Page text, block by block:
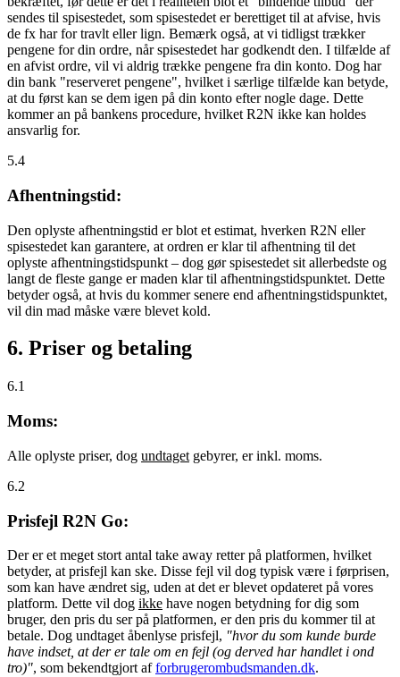
sendes til spisestedet, som spisestedet er berettiget til at afvise, hvis
de fx har for travlt eller lign. Bemærk også, at vi tidligst trækker
pengene for din ordre, når spisestedet har godkendt den. I tilfælde af
en afvist ordre, vil vi aldrig trække pengene fra din konto. Dog har
din bank "reserveret pengene", hvilket i særlige tilfælde kan betyde,
at du først kan se dem igen på din konto efter nogle dage. Dette
kommer an på bankens procedure, hvilket R2N ikke kan holdes
ansvarlig for.
5.4
Afhentningstid:
Den oplyste afhentningstid er blot et estimat, hverken R2N eller
spisestedet kan garantere, at ordren er klar til afhentning til det
oplyste afhentningstidspunkt – dog gør spisestedet sit allerbedste og
langt de fleste gange er maden klar til afhentningstidspunktet. Dette
betyder også, at hvis du kommer senere end afhentningstidspunktet,
vil din mad måske være blevet kold.
6. Priser og betaling
6.1
Moms:
Alle oplyste priser, dog undtaget gebyrer, er inkl. moms.
6.2
Prisfejl R2N Go:
Der er et meget stort antal take away retter på platformen, hvilket
betyder, at prisfejl kan ske. Disse fejl vil dog typisk være i førprisen,
som kan have ændret sig, uden at det er blevet opdateret på vores
platform. Dette vil dog ikke have nogen betydning for dig som
bruger, den pris du ser på platformen, er den pris du kommer til at
betale. Dog undtaget åbenlyse prisfejl, "hvor du som kunde burde
have indset, at der er tale om en fejl (og derved har handlet i ond
tro)", som bekendtgjort afforbrugerombudsmanden.dk.